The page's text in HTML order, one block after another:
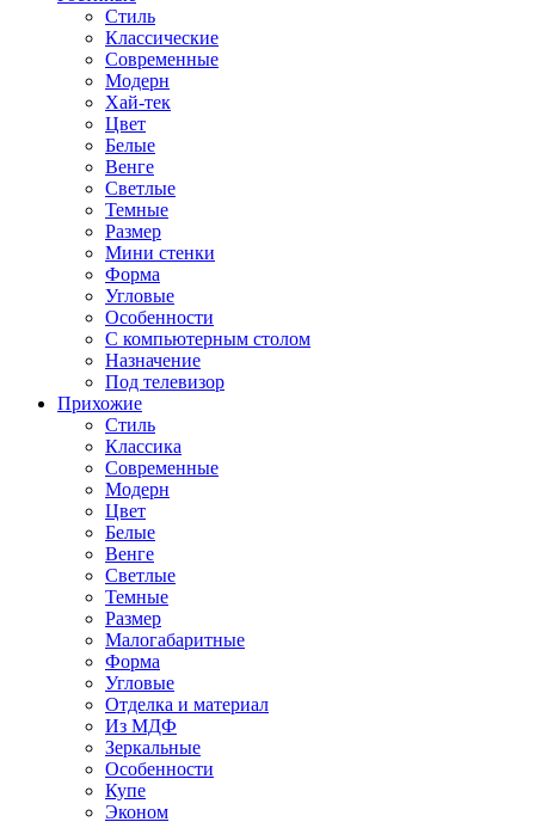
Стиль
Классические
Современные
Модерн
Хай-тек
Цвет
Белые
Венге
Светлые
Темные
Размер
Мини стенки
Форма
Угловые
Особенности
С компьютерным столом
Назначение
Под телевизор
Прихожие
Стиль
Классика
Современные
Модерн
Цвет
Белые
Венге
Светлые
Темные
Размер
Малогабаритные
Форма
Угловые
Отделка и материал
Из МДФ
Зеркальные
Особенности
Купе
Эконом